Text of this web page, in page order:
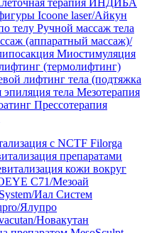
терапия ИНДИБА
Icoone laser/Айкун
телу Ручной массаж тела
(аппаратный массаж)/
Миостимуляция
(термолифтинг)
лифтинг тела (подтяжка
эпиляция тела Мезотерапия
Прессотерапия
с NCTF Filorga
препаратами
кожи вокруг
C71/Мезоай
Иал Систем
Ялупро
Новакутан